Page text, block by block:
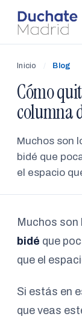
Inicio / Blog
Cómo
columna
Muchos son
bidé que
el espacio
Muchos son
bidé que
que el
Si estás en
que veas